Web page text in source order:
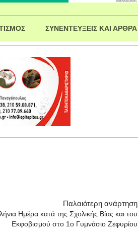
ΣΥΝΕΝΤΕΥΞΕΙΣ ΚΑΙ ΑΡΘΡΑ
Παλαιότερη ανάρτηση
Ημέρα κατά της Σχολικής Βίας και του
Εκφοβισμού στο 1ο Γυμνάσιο Ζεφυρίου